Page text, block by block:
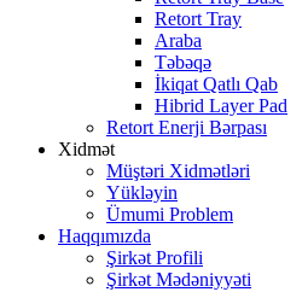
Retort Tray
Araba
Təbəqə
İkiqat Qatlı Qab
Hibrid Layer Pad
Retort Enerji Bərpası
Xidmət
Müştəri Xidmətləri
Yükləyin
Ümumi Problem
Haqqımızda
Şirkət Profili
Şirkət Mədəniyyəti